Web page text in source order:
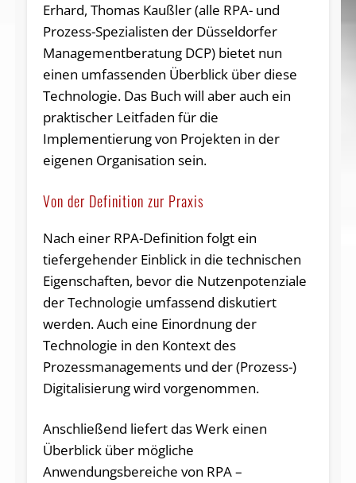
Erhard, Thomas Kaußler (alle RPA- und
Prozess-Spezialisten der Düsseldorfer
Managementberatung DCP) bietet nun
einen umfassenden Überblick über diese
Technologie. Das Buch will aber auch ein
praktischer Leitfaden für die
Implementierung von Projekten in der
eigenen Organisation sein.
Von der Definition zur Praxis
Nach einer RPA-Definition folgt ein
tiefergehender Einblick in die technischen
Eigenschaften, bevor die Nutzenpotenziale
der Technologie umfassend diskutiert
werden. Auch eine Einordnung der
Technologie in den Kontext des
Prozessmanagements und der (Prozess-)
Digitalisierung wird vorgenommen.
Anschließend liefert das Werk einen
Überblick über mögliche
Anwendungsbereiche von RPA –